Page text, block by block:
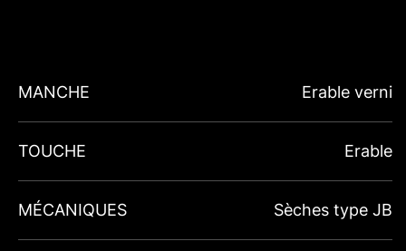
MANCHE Erable verni
TOUCHE Erable
MÉCANIQUES Sèches type JB